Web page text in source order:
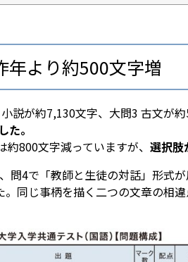
年より約500文字増
説が約7,130文字、大問3 古文が
。
800文字減っていますが、 選択肢
問4で「教師と生徒の対話」形式
同じ事柄を描く二つの文章の相